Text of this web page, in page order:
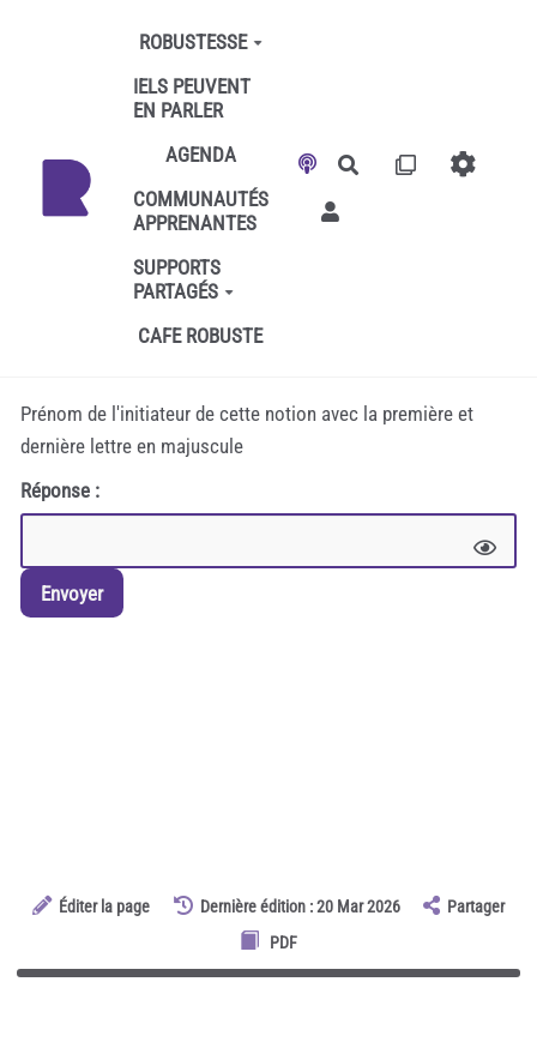
Aller au contenu principal
ROBUSTESSE
IELS PEUVENT
EN PARLER
AGENDA
COMMUNAUTÉS
APPRENANTES
SUPPORTS
PARTAGÉS
CAFE ROBUSTE
Rechercher
Prénom de l'initiateur de cette notion avec la première et
dernière lettre en majuscule
Réponse :
Envoyer
Éditer la page Dernière édition : 20 Mar 2026
Partager
PDF